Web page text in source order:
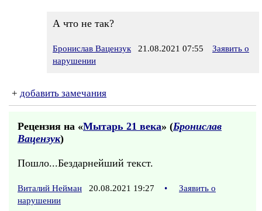
А что не так?
Бронислав Вацензук 21.08.2021 07:55
Заявить о
нарушении
+ добавить замечания
Рецензия на «Мытарь 21 века» (Бронислав
Вацензук)
Пошло...Бездарнейший текст.
Виталий Нейман 20.08.2021 19:27 •
Заявить о
нарушении